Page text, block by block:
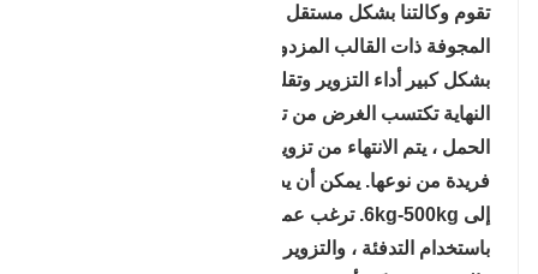
تقوم وكالتنا بشكل مستقل بتطوير إجراء تزوير المساحة
المجوفة ذات القالب المزدوج ، والتي يمكن أن تعزز
بشكل كبير أداء التزوير وتقلل من وزن التفريغ ، وفي
النهاية تكتسب الغرض من توفير القيمة. بما يتفق مع
الحمل ، يتم الانتهاء من تزوير على أجهزة نظام تزوير
فريدة من نوعها. يمكن أن يصل عبء المنتجات الصلبة
إلى 6kg-500kg. ترغب عملية التزوير في الانتهاء منها
باستخدام التدفئة ، والتزوير المسبق ، والتشكيل